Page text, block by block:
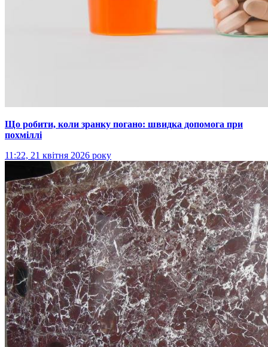
Що робити, коли зранку погано: швидка допомога при
похміллі
11:22, 21 квітня 2026 року